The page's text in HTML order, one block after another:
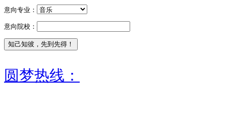
意向专业：
意向院校：
圆梦热线：